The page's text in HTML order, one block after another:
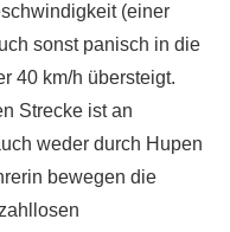
(einer
sonst panisch in die
40 km/h übersteigt.
Strecke ist an
weder durch Hupen
bewegen die